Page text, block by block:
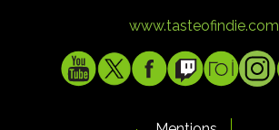
www.tasteofindie.com